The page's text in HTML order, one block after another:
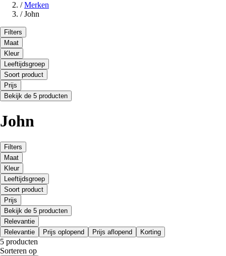
/ Merken
/ John
Filters
Maat
Kleur
Leeftijdsgroep
Soort product
Prijs
Bekijk de 5 producten
John
Filters
Maat
Kleur
Leeftijdsgroep
Soort product
Prijs
Bekijk de 5 producten
Relevantie
Relevantie
Prijs oplopend Prijs aflopend Korting
5 producten
Sorteren op